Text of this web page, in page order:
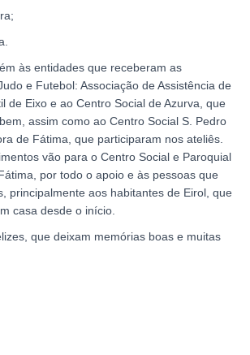
às entidades que receberam as
e Futebol: Associação de Assistência de
de Eixo e ao Centro Social de Azurva, que
assim como ao Centro Social S. Pedro
de Fátima, que participaram nos ateliês.
vão para o Centro Social e Paroquial
por todo o apoio e às pessoas que
principalmente aos habitantes de Eirol, que
casa desde o início.
que deixam memórias boas e muitas